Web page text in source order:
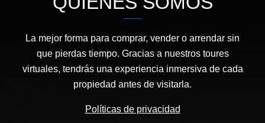
La mejor forma para comprar, vender o arrendar sin
que pierdas tiempo. Gracias a nuestros toures
virtuales, tendrás una experiencia inmersiva de cada
propiedad antes de visitarla.
Políticas de privacidad